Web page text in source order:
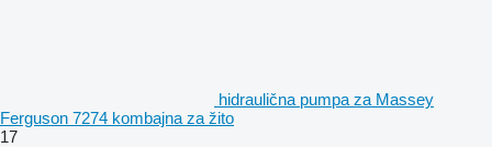
hidraulična pumpa za Massey
Ferguson 7274 kombajna za žito
17